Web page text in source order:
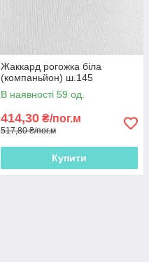
Жаккард рогожка біла
(компаньйон) ш.145
В наявності 59 од.
414,30 ₴/пог.м
517,80 ₴/пог.м
Купити